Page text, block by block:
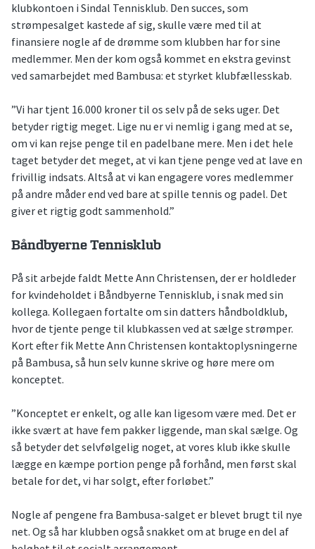
klubkontoen i Sindal Tennisklub. Den succes, som
strømpesalget kastede af sig, skulle være med til at
finansiere nogle af de drømme som klubben har for sine
medlemmer. Men der kom også kommet en ekstra gevinst
ved samarbejdet med Bambusa: et styrket klubfællesskab.
”Vi har tjent 16.000 kroner til os selv på de seks uger. Det
betyder rigtig meget. Lige nu er vi nemlig i gang med at se,
om vi kan rejse penge til en padelbane mere. Men i det hele
taget betyder det meget, at vi kan tjene penge ved at lave en
frivillig indsats. Altså at vi kan engagere vores medlemmer
på andre måder end ved bare at spille tennis og padel. Det
giver et rigtig godt sammenhold.”
Båndbyerne Tennisklub
På sit arbejde faldt Mette Ann Christensen, der er holdleder
for kvindeholdet i Båndbyerne Tennisklub, i snak med sin
kollega. Kollegaen fortalte om sin datters håndboldklub,
hvor de tjente penge til klubkassen ved at sælge strømper.
Kort efter fik Mette Ann Christensen kontaktoplysningerne
på Bambusa, så hun selv kunne skrive og høre mere om
konceptet.
”Konceptet er enkelt, og alle kan ligesom være med. Det er
ikke svært at have fem pakker liggende, man skal sælge. Og
så betyder det selvfølgelig noget, at vores klub ikke skulle
lægge en kæmpe portion penge på forhånd, men først skal
betale for det, vi har solgt, efter forløbet.”
Nogle af pengene fra Bambusa-salget er blevet brugt til nye
net. Og så har klubben også snakket om at bruge en del af